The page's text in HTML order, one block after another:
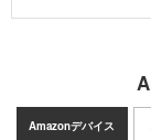
Amazonデバイス